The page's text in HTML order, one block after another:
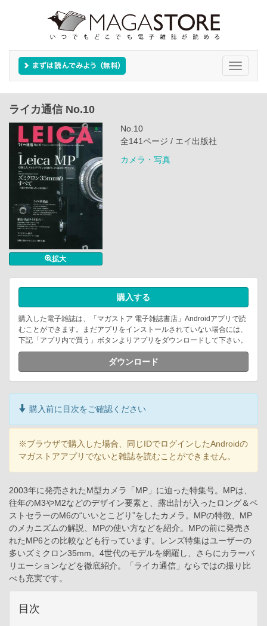
Toggle
ライカ通信 No.10
拡大
No.10
全141ページ / エイ出版社
カメラ・写真
購入する
購入した電子雑誌は、「マガストア 電子雑誌書店」Androidアプリで読
むことができます。まだアプリをインストールされていない場合には、
下記「アプリ内で買う」ボタンよりアプリをダウンロードして下さい。
ダウンロード
購入前に目次をご確認ください
※ブラウザで購入した場合、同じIDでログインしたAndroidの
マガストアアプリでないと雑誌を読むことができません。
2003年に発売されたM型カメラ「MP」に迫った特集号。MPは、
往年のM3やM2などのデザイン要素と、露出計が入ったロング＆ベ
ストセラーのM6の“いいとこどり”をしたカメラ。MPの特徴、MP
のメカニズムの解説、MPの使い方などを紹介。MPの前に発売さ
れたMP6との比較なども行っています。レンズ特集はユーザーの
多いズミクロン35mm。4世代のモデルを網羅し、さらにカラーバ
リエーションなどを徹底紹介。「ライカ通信」ならではの撮り比
べも充実です。
目次